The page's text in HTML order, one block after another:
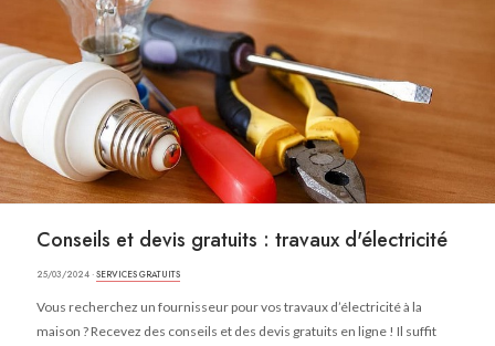
Conseils et devis gratuits : travaux d'électricité
25/03/2024 ·SERVICES GRATUITS
Vous recherchez un fournisseur pour vos travaux d’électricité à la
maison ? Recevez des conseils et des devis gratuits en ligne ! Il suffit